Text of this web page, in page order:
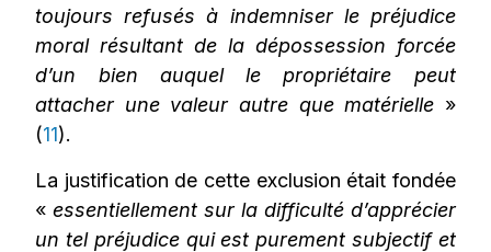
toujours refusés à indemniser le préjudice
moral résultant de la dépossession forcée
d’un bien auquel le propriétaire peut
attacher une valeur autre que matérielle »
(11).
La justification de cette exclusion était fondée
«essentiellement sur la difficulté d’apprécier
un tel préjudice qui est purement subjectif et